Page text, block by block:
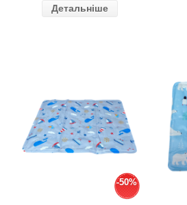
Детальніше
-50%
Хозряд - господарчі товари оптом
Популярні зоотоварі